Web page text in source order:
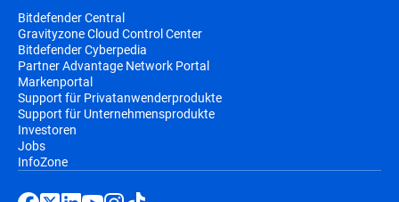
Bitdefender Central
Gravityzone Cloud Control Center
Bitdefender Cyberpedia
Partner Advantage Network Portal
Markenportal
Support für Privatanwenderprodukte
Support für Unternehmensprodukte
Investoren
Jobs
InfoZone